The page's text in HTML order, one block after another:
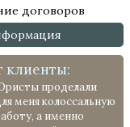
договоров
клиенты:
проделали
меня колоссальную
а именно